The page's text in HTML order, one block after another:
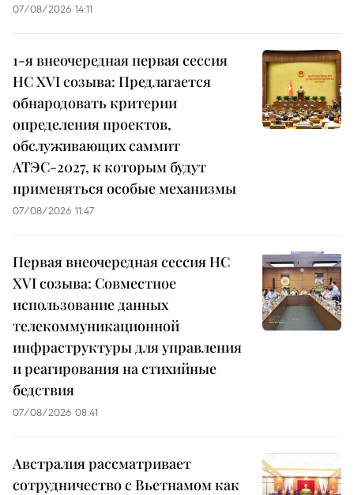
07/08/2026 14:11
1-я внеочередная первая сессия
НС XVI созыва: Предлагается
обнародовать критерии
определения проектов,
обслуживающих саммит
АТЭС-2027, к которым будут
применяться особые механизмы
07/08/2026 11:47
Первая внеочередная сессия НС
XVI созыва: Совместное
использование данных
телекоммуникационной
инфраструктуры для управления
и реагирования на стихийные
бедствия
07/08/2026 08:41
Австралия рассматривает
сотрудничество с Вьетнамом как